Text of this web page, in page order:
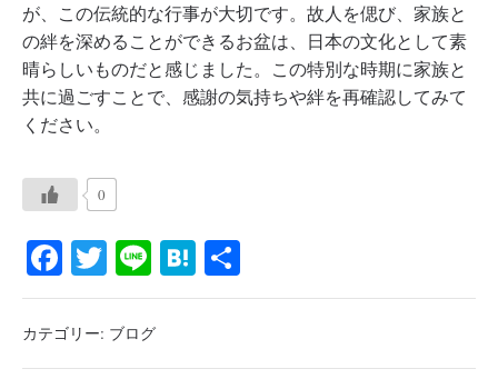
が、この伝統的な行事が大切です。故人を偲び、家族と
の絆を深めることができるお盆は、日本の文化として素
晴らしいものだと感じました。この特別な時期に家族と
共に過ごすことで、感謝の気持ちや絆を再確認してみて
ください。
0
Fa
ce
bo
ok
T
wi
tte
r
Li
ne
H
at
a
有
カテゴリー: ブログ